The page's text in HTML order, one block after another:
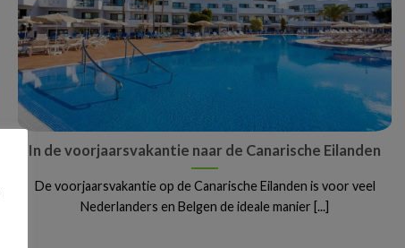
In de voorjaarsvakantie naar de Canarische Eilanden
De voorjaarsvakantie op de Canarische Eilanden is voor veel
Nederlanders en Belgen de ideale manier [...]